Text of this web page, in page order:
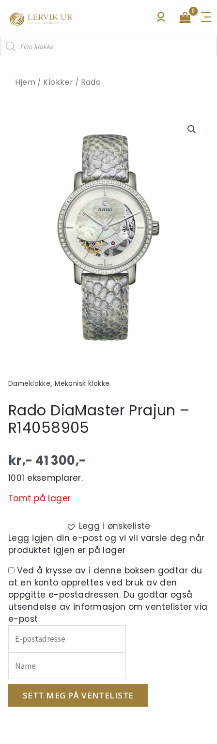
rett
innholdet
Products
search
Hjem / Klokker / Rado
Dameklokke,Mekanisk klokke
Rado DiaMaster Prajun –
R14058905
kr,- 41 300,-
1001 eksemplarer.
Tomt på lager
Legg i ønskeliste
Legg igjen din e-post og vi vil varsle deg når
produktet igjen er på lager
Ved å krysse av i denne boksen godtar du
at en konto opprettes ved bruk av den
oppgitte e-postadressen. Du godtar også
utsendelse av informasjon om ventelister via
e-post
inn
e-
postadressen
din
SETT MEG PÅ VENTELISTE